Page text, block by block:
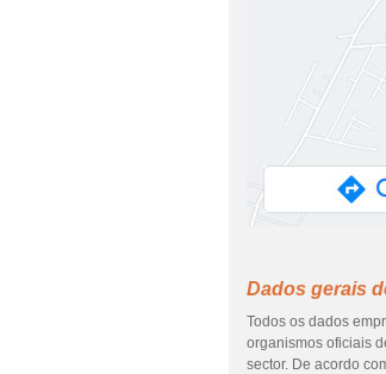
Dados gerais
Todos os dados
organismos oficiais
sector. De acordo